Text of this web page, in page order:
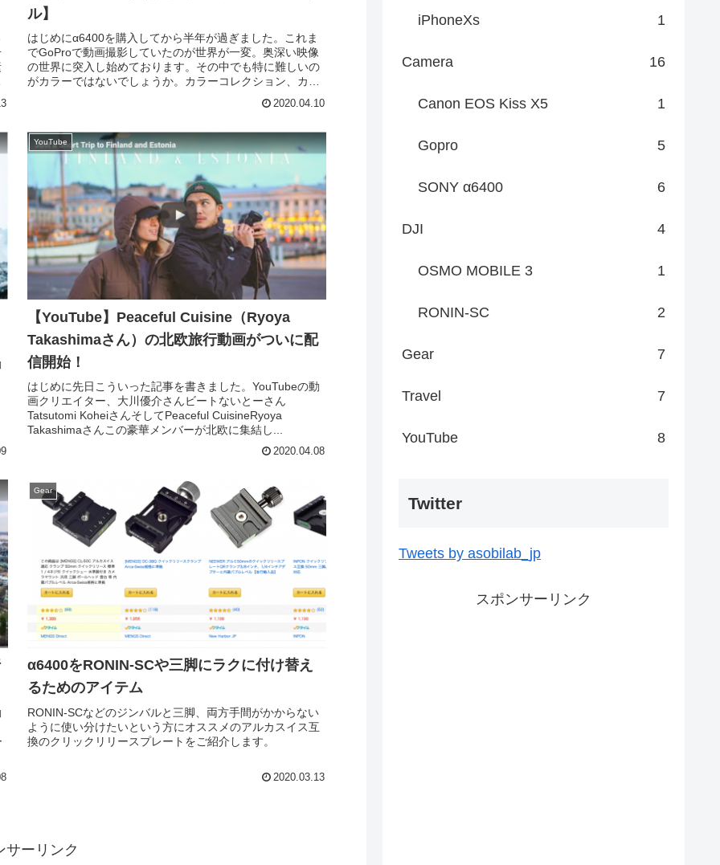
ル】
はじめにα6400を購入してから半年が過ぎました。これま
でGoProで動画撮影していたのが世界が一変。奥深い映像
の世界に突入し始めております。その中でも特に難しいの
がカラーではないでしょうか。カラーコレクション、カラ
2020.04.10
YouTube
【YouTube】Peaceful Cuisine（Ryoya
Takashimaさん）の北欧旅行動画がついに配
信開始！
はじめに先日こういった記事を書きました。YouTubeの動
画クリエイター、大川優介さんビートないとーさん
Tatsutomi KoheiさんそしてPeaceful CuisineRyoya
Takashimaさんこの豪華メンバーが北欧に集結し...
2020.04.08
Gear
α6400をRONIN-SCや三脚にラクに付け替え
るためのアイテム
RONIN-SCなどのジンバルと三脚、両方手間がかからない
ように使い分けたいという方にオススメのアルカスイス互
換のクリックリリースプレートをご紹介します。
2020.03.13
サーリンク
iPhoneXs 1
Camera 16
Canon EOS Kiss X5 1
Gopro 5
SONY α6400 6
DJI 4
OSMO MOBILE 3 1
RONIN-SC 2
Gear 7
Travel 7
YouTube 8
Twitter
Tweets by asobilab_jp
スポンサーリンク